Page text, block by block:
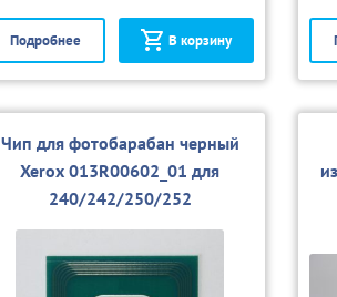
Подробнее В корзину
Чип для фотобарабан черный
Xerox 013R00602_01 для
240/242/250/252